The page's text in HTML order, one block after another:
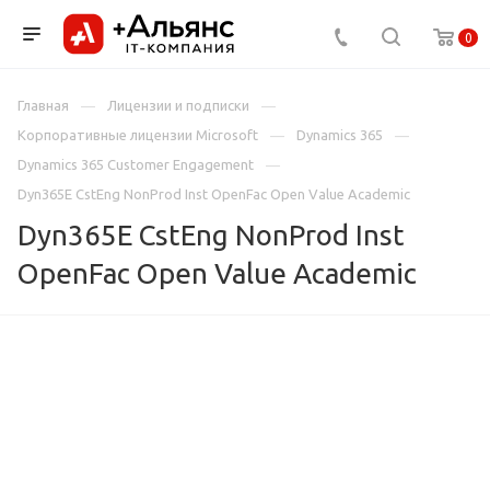
0
Главная
Лицензии и подписки
Корпоративные лицензии Microsoft
Dynamics 365
Dynamics 365 Customer Engagement
Dyn365E CstEng NonProd Inst OpenFac Open Value Academic
Dyn365E CstEng NonProd Inst
OpenFac Open Value Academic